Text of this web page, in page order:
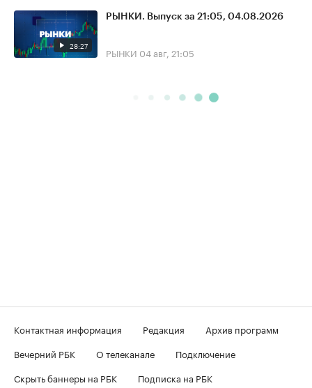
28:27
РЫНКИ. Выпуск за 21:05, 04.08.2026
РЫНКИ 04 авг, 21:05
Контактная информация Редакция
Архив программ
Вечерний РБК
О телеканале
Подключение
Скрыть баннеры на РБК
Подписка на РБК